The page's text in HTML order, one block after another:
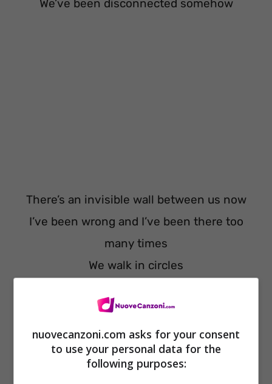
We’ve been disconnected somehow
There’s an invisible wall between us now
I’ve been wrong and I’ve been there too
many times
We walk in circles
We’ve been disconnected somehow
There’s an invisible wall between us now
nuovecanzoni.com asks for your consent
to use your personal data for the
following purposes: